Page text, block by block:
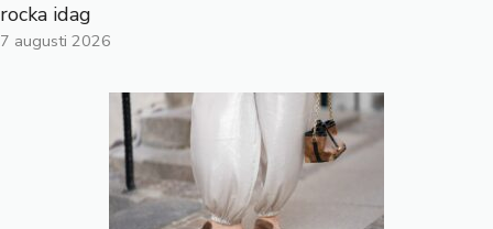
rocka idag
7 augusti 2026